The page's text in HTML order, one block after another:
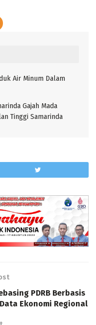
Air Minum Dalam
Gajah Mada
Tinggi Samarinda
PDRB Berbasis
Ekonomi Regional